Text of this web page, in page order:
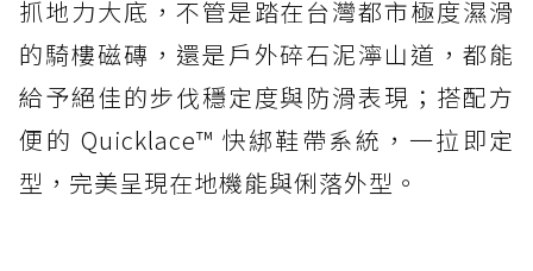
抓地力大底，不管是踏在台灣都市極度濕滑
的騎樓磁磚，還是戶外碎石泥濘山道，都能
給予絕佳的步伐穩定度與防滑表現；搭配方
便的 Quicklace™ 快綁鞋帶系統，一拉即定
型，完美呈現在地機能與俐落外型。